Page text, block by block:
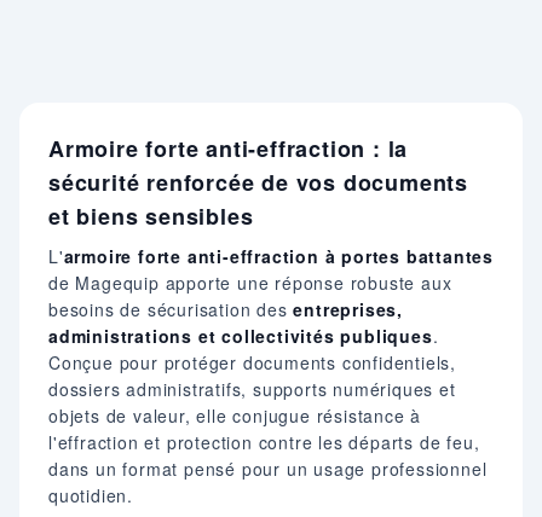
Armoire forte anti-effraction : la
sécurité renforcée de vos documents
et biens sensibles
L'armoire forte anti-effraction à portes battantes
de Magequip apporte une réponse robuste aux
besoins de sécurisation desentreprises,
administrations et collectivités publiques.
Conçue pour protéger documents confidentiels,
dossiers administratifs, supports numériques et
objets de valeur, elle conjugue résistance à
l'effraction et protection contre les départs de feu,
dans un format pensé pour un usage professionnel
quotidien.